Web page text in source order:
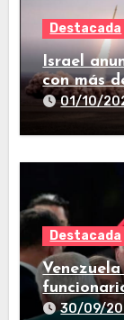
Destacada
Israel
con más
sirenas en
01/10/
Destacada
avión
30/09/